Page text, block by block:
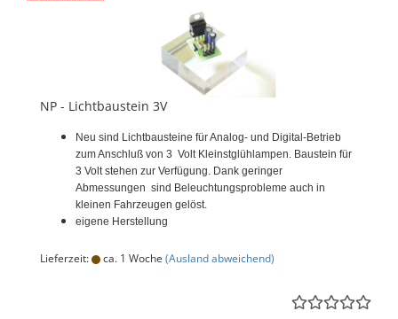
NP - Lichtbaustein 3V
Neu sind Lichtbausteine für Analog- und Digital-Betrieb
zum Anschluß von 3 Volt Kleinstglühlampen. Baustein für
3 Volt stehen zur Verfügung. Dank geringer
Abmessungen sind Beleuchtungsprobleme auch in
kleinen Fahrzeugen gelöst.
eigene Herstellung
Lieferzeit: ca. 1 Woche (Ausland abweichend)